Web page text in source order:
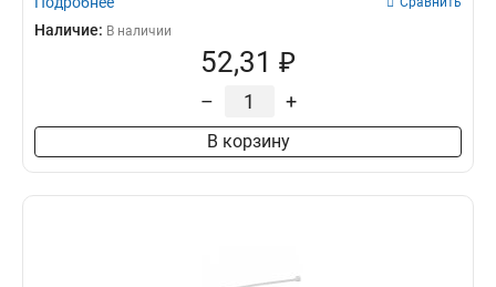
Наличие: В наличии
52,31 ₽
– +
В корзину